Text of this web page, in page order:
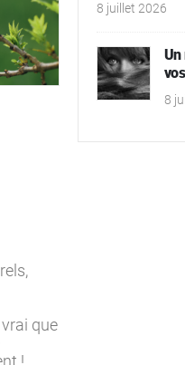
que
!
8 juillet 2026
Un
8